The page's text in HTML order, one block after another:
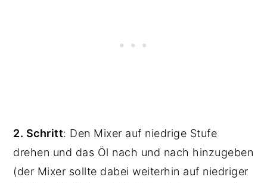
2. Schritt: Den Mixer auf niedrige Stufe
drehen und das Öl nach und nach hinzugeben
(der Mixer sollte dabei weiterhin auf niedriger